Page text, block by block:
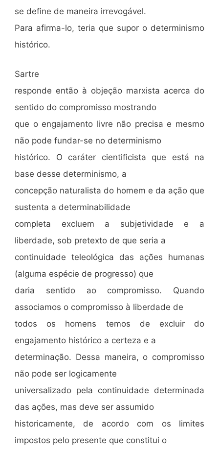
se define de maneira irrevogável.
Para afirma-lo, teria que supor o determinismo
histórico.
Sartre
responde então à objeção marxista acerca do
sentido do compromisso mostrando
que o engajamento livre não precisa e mesmo
não pode fundar-se no determinismo
histórico. O caráter cientificista que está na
base desse determinismo, a
concepção naturalista do homem e da ação que
sustenta a determinabilidade
completa excluem a subjetividade e a
liberdade, sob pretexto de que seria a
continuidade teleológica das ações humanas
(alguma espécie de progresso) que
daria sentido ao compromisso. Quando
associamos o compromisso à liberdade de
todos os homens temos de excluir do
engajamento histórico a certeza e a
determinação. Dessa maneira, o compromisso
não pode ser logicamente
universalizado pela continuidade determinada
das ações, mas deve ser assumido
historicamente, de acordo com os limites
impostos pelo presente que constitui o